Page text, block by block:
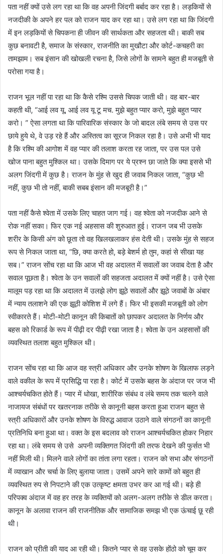
पता नहीं क्यों उसे लग रहा था कि वह अपनी जिंदगी बर्बाद कर रहा है। लड़कियों से
नजदीकी के अपने हर पल को राजन याद कर रहा था। उसे लग रहा था कि जिंदगी
में इन लड़कियों से चिपकना ही जीवन की सार्थकता और सहजता थी। बाकी सब
कुछ बनावटी है, समाज के संस्कार, राजनीति का मुखौटा और कोर्ट-कचहरी का
तामझाम। सब इंसान की खोखली रचना है, जिसे लोगों के सामने बहुत ही मजबूती से
परोसा गया है।
राजन भूल नहीं पा रहा था कि कैसे रश्मि उससे चिपक जाती थी। वह बार-बार
कहती थी, “आई लव यू, आई लव यू टू मच. मुझे बहुत प्यार करो, मुझे बहुत प्यार
करो। ” ऐसा लगता था कि पारिवारिक संस्कार के जो बादल लंबे समय से उस पर
छाये हुये थे, वे उड़ रहे हैं और अस्तित्व का सूरज निकल रहा है। उसे अभी भी याद
है कि रश्मि की आगोश में वह प्यार की तलाश करता रह जाता, पर उस पल उसे
खोज पाना बहुत मुश्किल था। उसके दिमाग पर ये प्रश्न छा जाते कि क्या इससे भी
अलग जिंदगी में कुछ है। राजन के मुंह से खुद ही जवाब निकल जाता, “कुछ भी
नहीं, कुछ भी तो नहीं, बाकी सबब इंसान की मजबूरी है।”
पता नहीं कैसे श्वेता में उसके लिए चाहत जाग गई। वह श्वेता को नजदीक आने से
रोक नहीं सका। फिर एक नई अहसास की शुरुआत हुई। राजन जब भी उसके
शरीर के किसी अंग को छूता तो वह खिलखलाकर हंस देती थी। उसके मुंह से सहज
रूप से निकल जाता था, “छि, क्या करते हो, बड़े बेशर्म हो तुम, कहां से सीखा यह
सब।” राजन सोंच रहा था कि आज भी वह अदालत में सवालों का जवाब देता है और
सवाल पूछता है। श्वेता के उन सवालों की सहजता अदालत में क्यों नहीं है। उसे ऐसा
मालूम पड़ रहा था कि अदालत में उलझे लोग झूठे सवालों और झूठे जवाबों के अंबार
में न्याय तलाशने की एक झूठी कोशिश में लगे हैं। फिर भी इसकी मजबूती को लोग
स्वीकारते हैं। मोटी-मोटी कानून की किबातों को छापकर अदालत के निर्णय और
बहस को रिकार्ड के रूप में पीढ़ी दर पीढ़ी रखा जाता है। श्वेता के उन अहसासों की
व्यवस्थित तलाश बहुत मुश्किल थी।
राजन सोंच रहा था कि आज वह स्त्री अधिकार और उनके शोषण के खिलाफ लड़ने
वाले वकील के रूप में प्रसिद्धि पा रहा है। कोर्ट में उसके बहस के अंदाज पर जज भी
आश्चर्यचकित होते हैं। प्यार में धोखा, शारीरिक संबंध व लंबे समय तक चलने वाले
नाजायज संबंधों पर खतरनाक तरीके से कानूनी बहस करता हुआ राजन बहुत से
स्त्री अधिकारों और उनके शोषण के विरुद्ध आवाज उठाने वाले संगठनों का कानूनी
प्रतिनिधि बना हुआ था। वक्त के इस बदलाव को राजन आश्चर्यचकित होकर निहार
रहा था। लंबे समय से उसे अपनी व्यक्तिगत जिंदगी की तरफ देखने की फुर्सत भी
नहीं मिली थी। मिलने वाले लोगों का तांता लगा रहता। राजन को सभा और संगठनों
में व्याखान और चर्चा के लिए बुलाया जाता। उसमें अपने सारे कामों को बहुत ही
व्यवस्थित रुप से निपटाने की एक उत्कृष्ट क्षमता उभर कर आ गई थी। बड़े ही
परिपक्व अंदाज में वह हर तरह के व्यक्तियों को अलग-अलग तरीके से डील करता।
कानून के अलावा राजन की राजनीतिक और सामाजिक समझ भी एक ऊंचाई छू रही
थी।
राजन को प्रीती की याद आ रही थी। कितने प्यार से वह उसके होंठो को चूम कर